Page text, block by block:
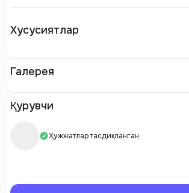
Хусусиятлар
Галерея
Қурувчи
Ҳужжатлар тасдиқланган